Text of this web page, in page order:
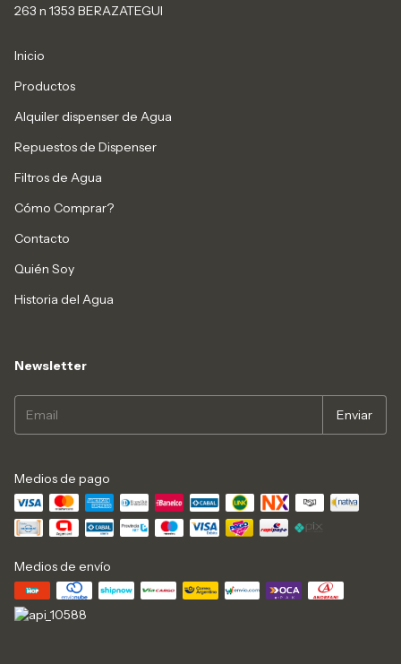
263 n 1353 BERAZATEGUI
Inicio
Productos
Alquiler dispenser de Agua
Repuestos de Dispenser
Filtros de Agua
Cómo Comprar?
Contacto
Quién Soy
Historia del Agua
Newsletter
Medios de pago
Medios de envío